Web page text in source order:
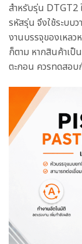
สำหรับรุ่น DTGT2
รหัสรุ่น จึงใช้ระบบว
งานบรรจุของเหลว
ก็ตาม หากสินค้าเป็
ตะกอน ควรทดสอบ